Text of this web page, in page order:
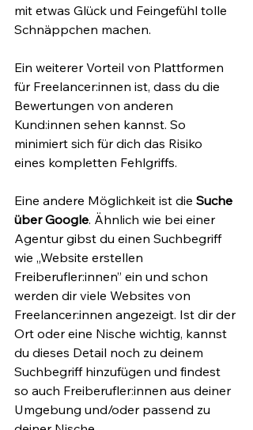
mit etwas Glück und Feingefühl tolle
Schnäppchen machen.
Ein weiterer Vorteil von Plattformen
für Freelancer:innen ist, dass du die
Bewertungen von anderen
Kund:innen sehen kannst. So
minimiert sich für dich das Risiko
eines kompletten Fehlgriffs.
Eine andere Möglichkeit ist die Suche
über Google. Ähnlich wie bei einer
Agentur gibst du einen Suchbegriff
wie „Website erstellen
Freiberufler:innen” ein und schon
werden dir viele Websites von
Freelancer:innen angezeigt. Ist dir der
Ort oder eine Nische wichtig, kannst
du dieses Detail noch zu deinem
Suchbegriff hinzufügen und findest
so auch Freiberufler:innen aus deiner
Umgebung und/oder passend zu